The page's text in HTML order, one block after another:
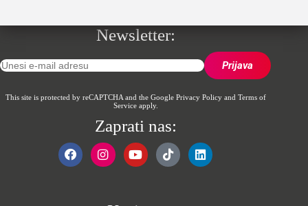
Newsletter:
This site is protected by reCAPTCHA and the Google Privacy Policyand Terms of
Serviceapply.
Zaprati nas: